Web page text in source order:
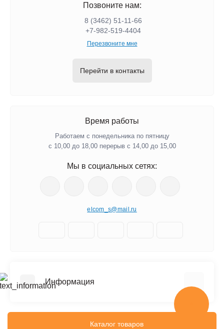
Позвоните нам:
8 (3462) 51-11-66
+7-982-519-4404
Перезвоните мне
Перейти в контакты
Время работы
Работаем с понедельника по пятницу
с 10,00 до 18,00 перерыв с 14,00 до 15,00
Мы в социальных сетях:
elcom_s@mail.ru
Информация
Каталог товаров